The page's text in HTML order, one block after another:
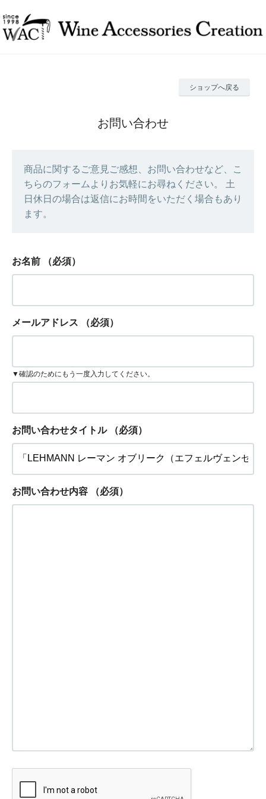
ショップへ戻る
お問い合わせ
商品に関するご意見ご感想、お問い合わせなど、こ
ちらのフォームよりお気軽にお尋ねください。 土
日休日の場合は返信にお時間をいただく場合もあり
ます。
お名前 （必須）
メールアドレス （必須）
▼確認のためにもう一度入力してください。
お問い合わせタイトル （必須）
お問い合わせ内容 （必須）